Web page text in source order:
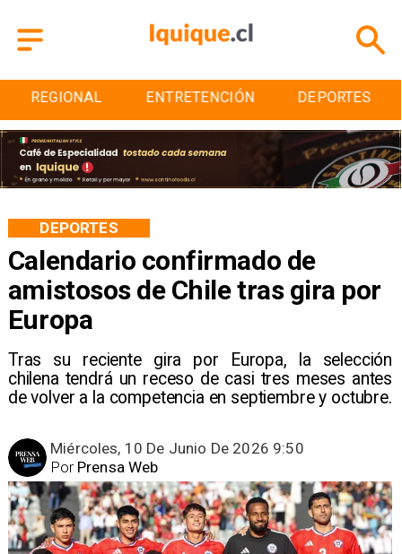
ENTRETENCIÓN DEPORTES CULTURA
Calendario confirmado de
amistosos de Chile tras gira por
Europa
Tras su reciente gira por Europa, la selección
chilena tendrá un receso de casi tres meses antes
de volver a la competencia en septiembre y octubre.
DEPORTES
Miércoles, 10 De Junio De 2026 9:50
Prensa Web
Por